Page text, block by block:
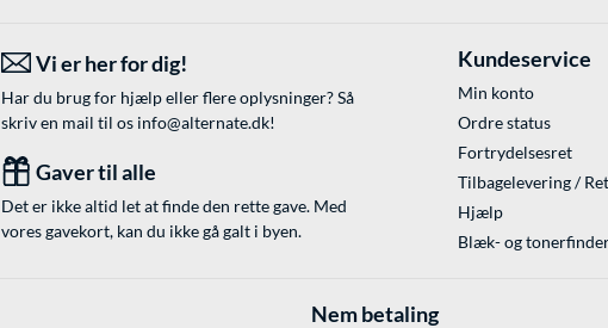
Vi er her for dig!
Har du brug for hjælp eller flere oplysninger? Så
skriv en mail til os info@alternate.dk!
Gaver til alle
Det er ikke altid let at finde den rette gave. Med
vores gavekort, kan du ikke gå galt i byen.
Kundeservice
Min konto
Ordre status
Fortrydelsesret
Tilbagelevering /
Hjælp
Blæk- og
Nem betaling